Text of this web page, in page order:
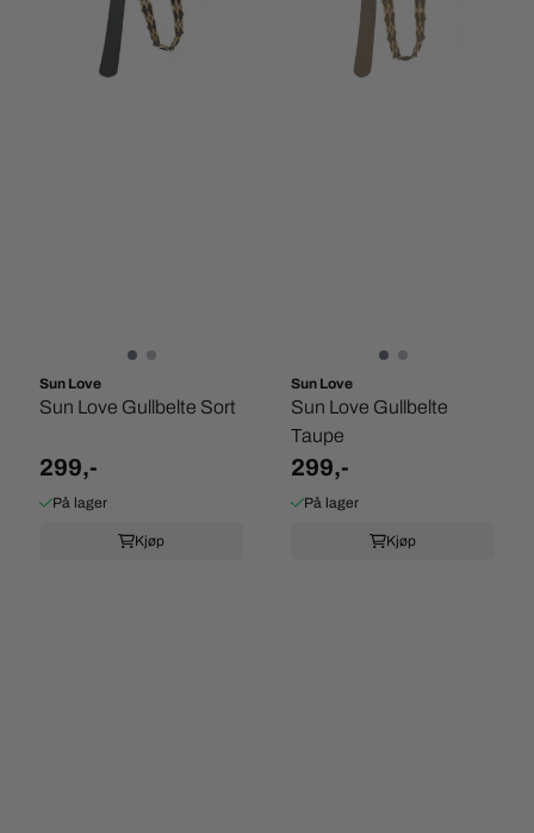
Sun Love
Sun Love Gullbelte Sort
299,-
På lager
Kjøp
Sun Love
Sun Love Gullbelte
Taupe
299,-
På lager
Kjøp